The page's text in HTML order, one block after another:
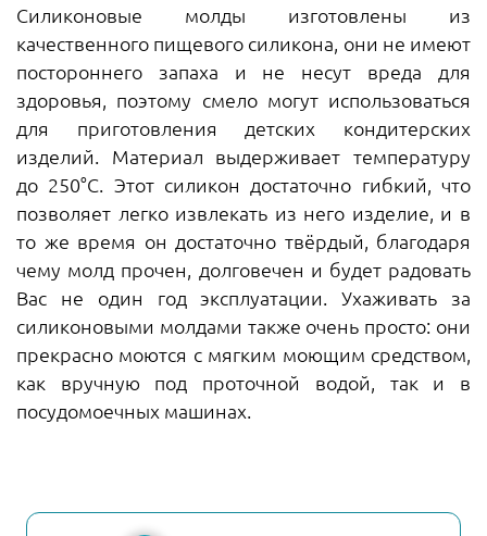
Силиконовые молды изготовлены из
качественного пищевого силикона, они не имеют
постороннего запаха и не несут вреда для
здоровья, поэтому смело могут использоваться
для приготовления детских кондитерских
изделий. Материал выдерживает температуру
до 250°С. Этот силикон достаточно гибкий, что
позволяет легко извлекать из него изделие, и в
то же время он достаточно твёрдый, благодаря
чему молд прочен, долговечен и будет радовать
Вас не один год эксплуатации. Ухаживать за
силиконовыми молдами также очень просто: они
прекрасно моются с мягким моющим средством,
как вручную под проточной водой, так и в
посудомоечных машинах.